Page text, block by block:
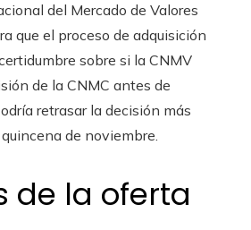
del Mercado de Valores
que el proceso de adquisición
sobre si la CNMV
de la CNMC antes de
retrasar la decisión más
de noviembre.
de la oferta